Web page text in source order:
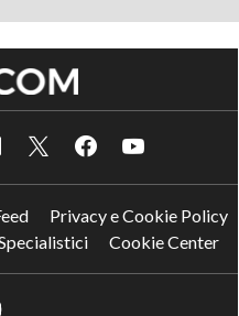
Privacy e Cookie Policy
Cookie Center